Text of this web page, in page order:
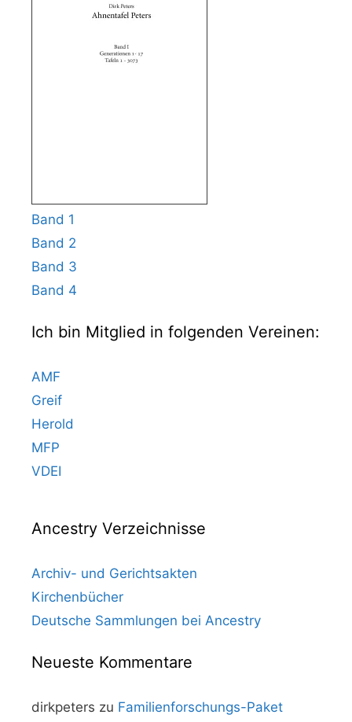
Band 1
Band 2
Band 3
Band 4
Ich bin Mitglied in folgenden Vereinen:
AMF
Greif
Herold
MFP
VDEI
Ancestry Verzeichnisse
Archiv- und Gerichtsakten
Kirchenbücher
Deutsche Sammlungen bei Ancestry
Neueste Kommentare
dirkpeters zu Familienforschungs-Paket